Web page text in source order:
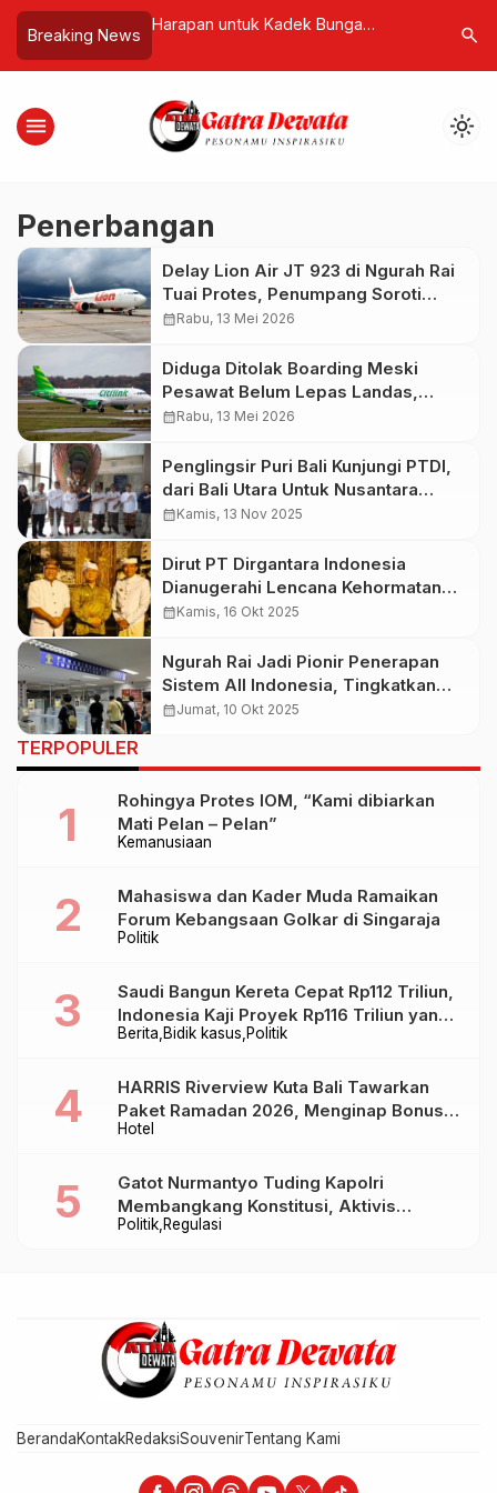
Breaking News
di Bali,
Indonesia
Kongres Dunia
Harapan untuk Kadek Bunga
Kemanusiaan Wujudkan Akses
Berobat Hingga Dua Tahun ke
Depan
Hakim
search
menu light_mode
Penerbangan
Delay Lion Air JT 923 di Ngurah Rai
Tuai Protes, Penumpang Soroti
Mahal Tiket dan Minim Kepastian
calendar_monthRabu, 13 Mei 2026
Diduga Ditolak Boarding Meski
Pesawat Belum Lepas Landas,
Penumpang Citilink di Bali Kecewa
calendar_monthRabu, 13 Mei 2026
Penglingsir Puri Bali Kunjungi PTDI,
dari Bali Utara Untuk Nusantara
Bersama Dirgantara
calendar_monthKamis, 13 Nov 2025
Dirut PT Dirgantara Indonesia
Dianugerahi Lencana Kehormatan
oleh Puri Ageng Blahbatuh Karena
Aviasi di Bali Utara
calendar_monthKamis, 16 Okt 2025
Ngurah Rai Jadi Pionir Penerapan
Sistem All Indonesia, Tingkatkan
Layanan Penumpang Internasional
calendar_monthJumat, 10 Okt 2025
TERPOPULER
Kemanusiaan
Rohingya Protes IOM, “Kami dibiarkan
Mati Pelan – Pelan”
Politik
Mahasiswa dan Kader Muda Ramaikan
Forum Kebangsaan Golkar di Singaraja
Berita Bidik kasus Politik
Saudi Bangun Kereta Cepat Rp112 Triliun,
Indonesia Kaji Proyek Rp116 Triliun yang
Baru Sampai Bandung
Hotel
HARRIS Riverview Kuta Bali Tawarkan
Paket Ramadan 2026, Menginap Bonus
Takjil hingga Bukber Mulai Rp88.888
Politik Regulasi
Gatot Nurmantyo Tuding Kapolri
Membangkang Konstitusi, Aktivis
Tegaskan Polri Tak Punya Sejarah
BerandaKontakRedaksiSouvenirTentang Kami